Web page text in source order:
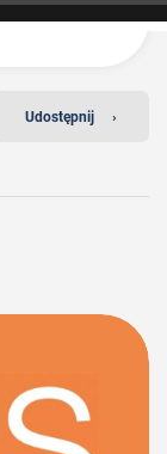
Udostępnij ›